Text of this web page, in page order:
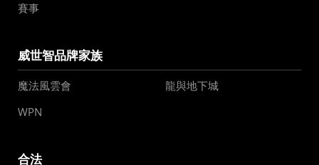
賽事
威世智品牌家族
魔法風雲會
龍與地下城
WPN
合法